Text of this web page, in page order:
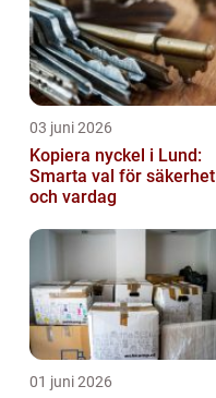
03 juni 2026
Kopiera nyckel i Lund:
Smarta val för säkerhet
och vardag
01 juni 2026